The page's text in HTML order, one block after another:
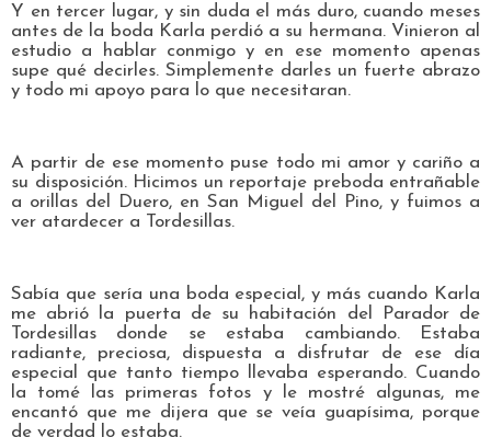
Y en tercer lugar, y sin duda el más duro, cuando meses
antes de la boda Karla perdió a su hermana. Vinieron al
estudio a hablar conmigo y en ese momento apenas
supe qué decirles. Simplemente darles un fuerte abrazo
y todo mi apoyo para lo que necesitaran.
A partir de ese momento puse todo mi amor y cariño a
su disposición. Hicimos un reportaje preboda entrañable
a orillas del Duero, en San Miguel del Pino, y fuimos a
ver atardecer a Tordesillas.
Sabía que sería una boda especial, y más cuando Karla
me abrió la puerta de su habitación del Parador de
Tordesillas donde se estaba cambiando. Estaba
radiante, preciosa, dispuesta a disfrutar de ese día
especial que tanto tiempo llevaba esperando. Cuando
la tomé las primeras fotos y le mostré algunas, me
encantó que me dijera que se veía guapísima, porque
de verdad lo estaba.